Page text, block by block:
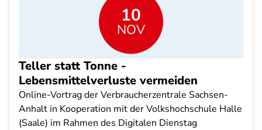
10
NOV
Teller statt Tonne -
Lebensmittelverluste vermeiden
Online-Vortrag der Verbraucherzentrale Sachsen-
Anhalt in Kooperation mit der Volkshochschule Halle
(Saale) im Rahmen des Digitalen Dienstag